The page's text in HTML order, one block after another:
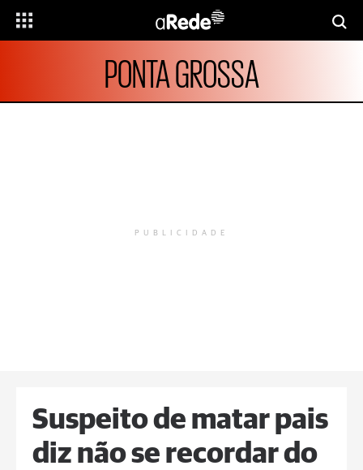
PONTA GROSSA
PUBLICIDADE
Suspeito de matar pais
diz não se recordar do